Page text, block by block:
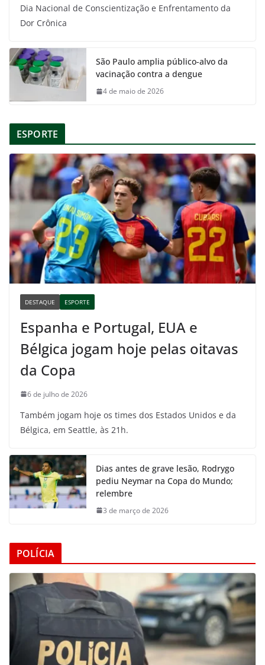
Dia Nacional de Conscientização e Enfrentamento da
Dor Crônica
São Paulo amplia público-alvo da
vacinação contra a dengue
4 de maio de 2026
ESPORTE
DESTAQUE ESPORTE
Espanha e Portugal, EUA e
Bélgica jogam hoje pelas oitavas
da Copa
6 de julho de 2026
Também jogam hoje os times dos Estados Unidos e da
Bélgica, em Seattle, às 21h.
Dias antes de grave lesão, Rodrygo
pediu Neymar na Copa do Mundo;
relembre
3 de março de 2026
POLÍCIA